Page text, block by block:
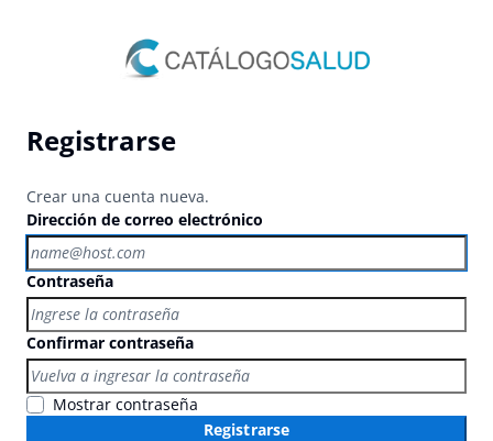
Registrarse
Crear una cuenta nueva.
Dirección de correo electrónico
Contraseña
Confirmar contraseña
Mostrar contraseña
Registrarse